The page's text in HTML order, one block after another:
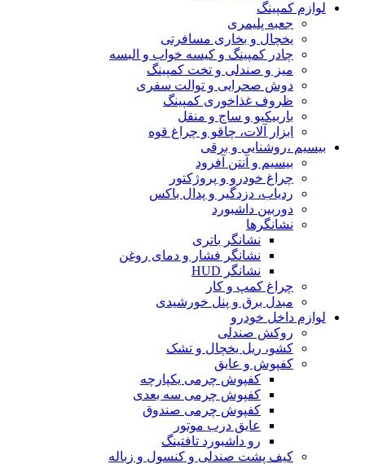
لوازم کمپینگ
جعبه پلیمری
یخچال و بخاری مسافرتی
چادر کمپینگ و کیسه خواب و البسه
میز و صندلی و تخت کمپینگ
دوش صحرایی و توالت سفری
ظروف غذاخوری کمپینگ
باربیکیو و ساج و منقل
ابزار آلات، چاقو و چراغ قوه
بیسیم ،روشنایی و برقی
بیسیم و آنتن آفرود
چراغ خودرو و پروژکتور
ردیاب، دزدگیر و پدال باکس
دوربین داشبورد
نشانگرها
نشانگر باتری
نشانگر فشار و دمای روغن
نشانگر HUD
چراغ کمپ و کار
مبدل برق و پنل خورشیدی
لوازم داخل خودرو
روکش صندلی
کشو، ریل یخچال و تشک
کفپوش و عایق
کفپوش چرمی یکپارچه
کفپوش چرمی سه بعدی
کفپوش چرمی صندوق
عایق درب موتور
رو داشبورد تافتینگ
کیف پشت صندلی و کنسول و زباله